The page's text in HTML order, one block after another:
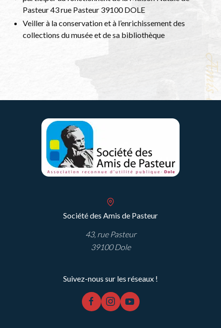
Amis de Pasteur
Pasteur 43 rue Pasteur 39100 DOLE
Veiller à la conservation et à l’enrichissement des
collections du musée et de sa bibliothèque
Société des Amis de Pasteur
43, rue Pasteur
39100 Dole
Suivez-nous sur les réseaux !
facebook
instagramyoutube